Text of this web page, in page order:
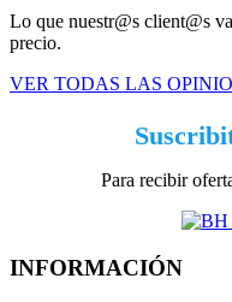
Lo que nuestr@s client@s
precio.
VER TODAS LAS
Para recibir
INFORMACIÓN